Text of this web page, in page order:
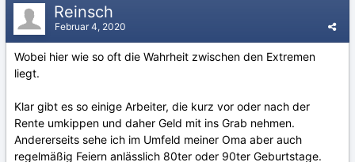
Reinsch
Februar 4, 2020
Wobei hier wie so oft die Wahrheit zwischen den Extremen
liegt.
Klar gibt es so einige Arbeiter, die kurz vor oder nach der
Rente umkippen und daher Geld mit ins Grab nehmen.
Andererseits sehe ich im Umfeld meiner Oma aber auch
regelmäßig Feiern anlässlich 80ter oder 90ter Geburtstage.